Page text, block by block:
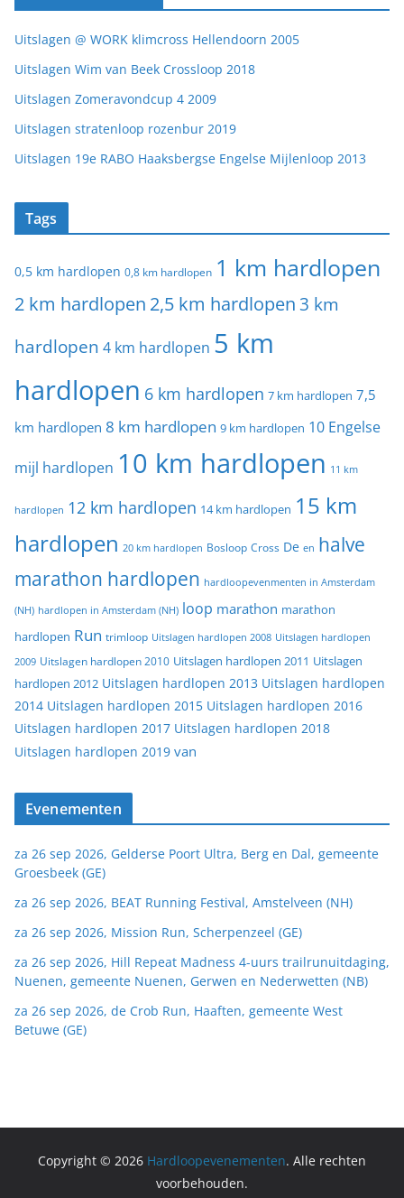
Uitslagen @ WORK klimcross Hellendoorn 2005
Uitslagen Wim van Beek Crossloop 2018
Uitslagen Zomeravondcup 4 2009
Uitslagen stratenloop rozenbur 2019
Uitslagen 19e RABO Haaksbergse Engelse Mijlenloop 2013
Tags
0,5 km hardlopen 0,8 km hardlopen 1 km hardlopen
2 km hardlopen 2,5 km hardlopen 3 km
hardlopen 4 km hardlopen 5 km
hardlopen 6 km hardlopen 7 km hardlopen 7,5
km hardlopen 8 km hardlopen 9 km hardlopen 10 Engelse
mijl hardlopen 10 km hardlopen 11 km
hardlopen 12 km hardlopen 14 km hardlopen 15 km
hardlopen 20 km hardlopen Bosloop Cross De en halve
marathon hardlopen hardloopevenmenten in Amsterdam
(NH) hardlopen in Amsterdam (NH) loop marathon marathon
hardlopen Run trimloop Uitslagen hardlopen 2008 Uitslagen hardlopen
2009 Uitslagen hardlopen 2010 Uitslagen hardlopen 2011 Uitslagen
hardlopen 2012 Uitslagen hardlopen 2013 Uitslagen hardlopen
2014 Uitslagen hardlopen 2015 Uitslagen hardlopen 2016
Uitslagen hardlopen 2017 Uitslagen hardlopen 2018
Uitslagen hardlopen 2019 van
Evenementen
za 26 sep 2026, Gelderse Poort Ultra, Berg en Dal, gemeente
Groesbeek (GE)
za 26 sep 2026, BEAT Running Festival, Amstelveen (NH)
za 26 sep 2026, Mission Run, Scherpenzeel (GE)
za 26 sep 2026, Hill Repeat Madness 4-uurs trailrunuitdaging,
Nuenen, gemeente Nuenen, Gerwen en Nederwetten (NB)
za 26 sep 2026, de Crob Run, Haaften, gemeente West
Betuwe (GE)
Copyright © 2026 Hardloopevenementen. Alle rechten
voorbehouden.